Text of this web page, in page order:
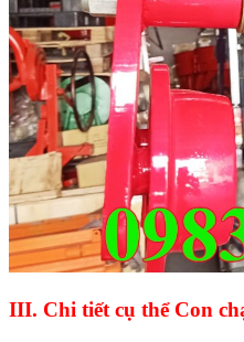
III. Chi tiết cụ thể Con